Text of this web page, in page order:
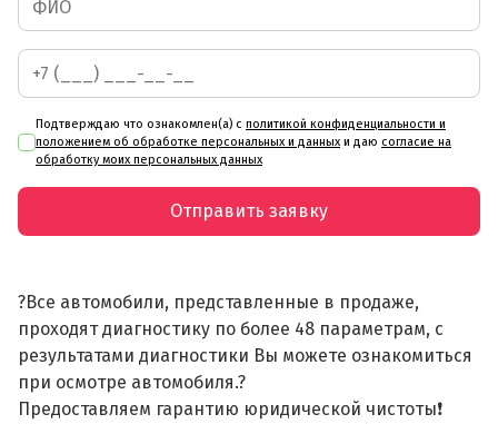
Подтверждаю что ознакомлен(а) с политикой конфиденциальности и
положением об обработке персональных и данных и даю согласие на
обработку моих персональных данных
Отправить заявку
?Все автомобили, представленные в продаже,
проходят диагностику по более 48 параметрам, с
результатами диагностики Вы можете ознакомиться
при осмотре автомобиля.?
Предоставляем гарантию юридической чистоты❗